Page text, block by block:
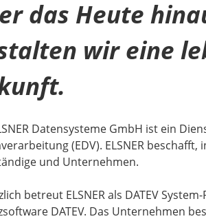
das Heute
wir eine
Datensysteme GmbH ist ein
(EDV). ELSNER
und Unternehmen.
betreut ELSNER als DATEV
DATEV. Das Unternehmen